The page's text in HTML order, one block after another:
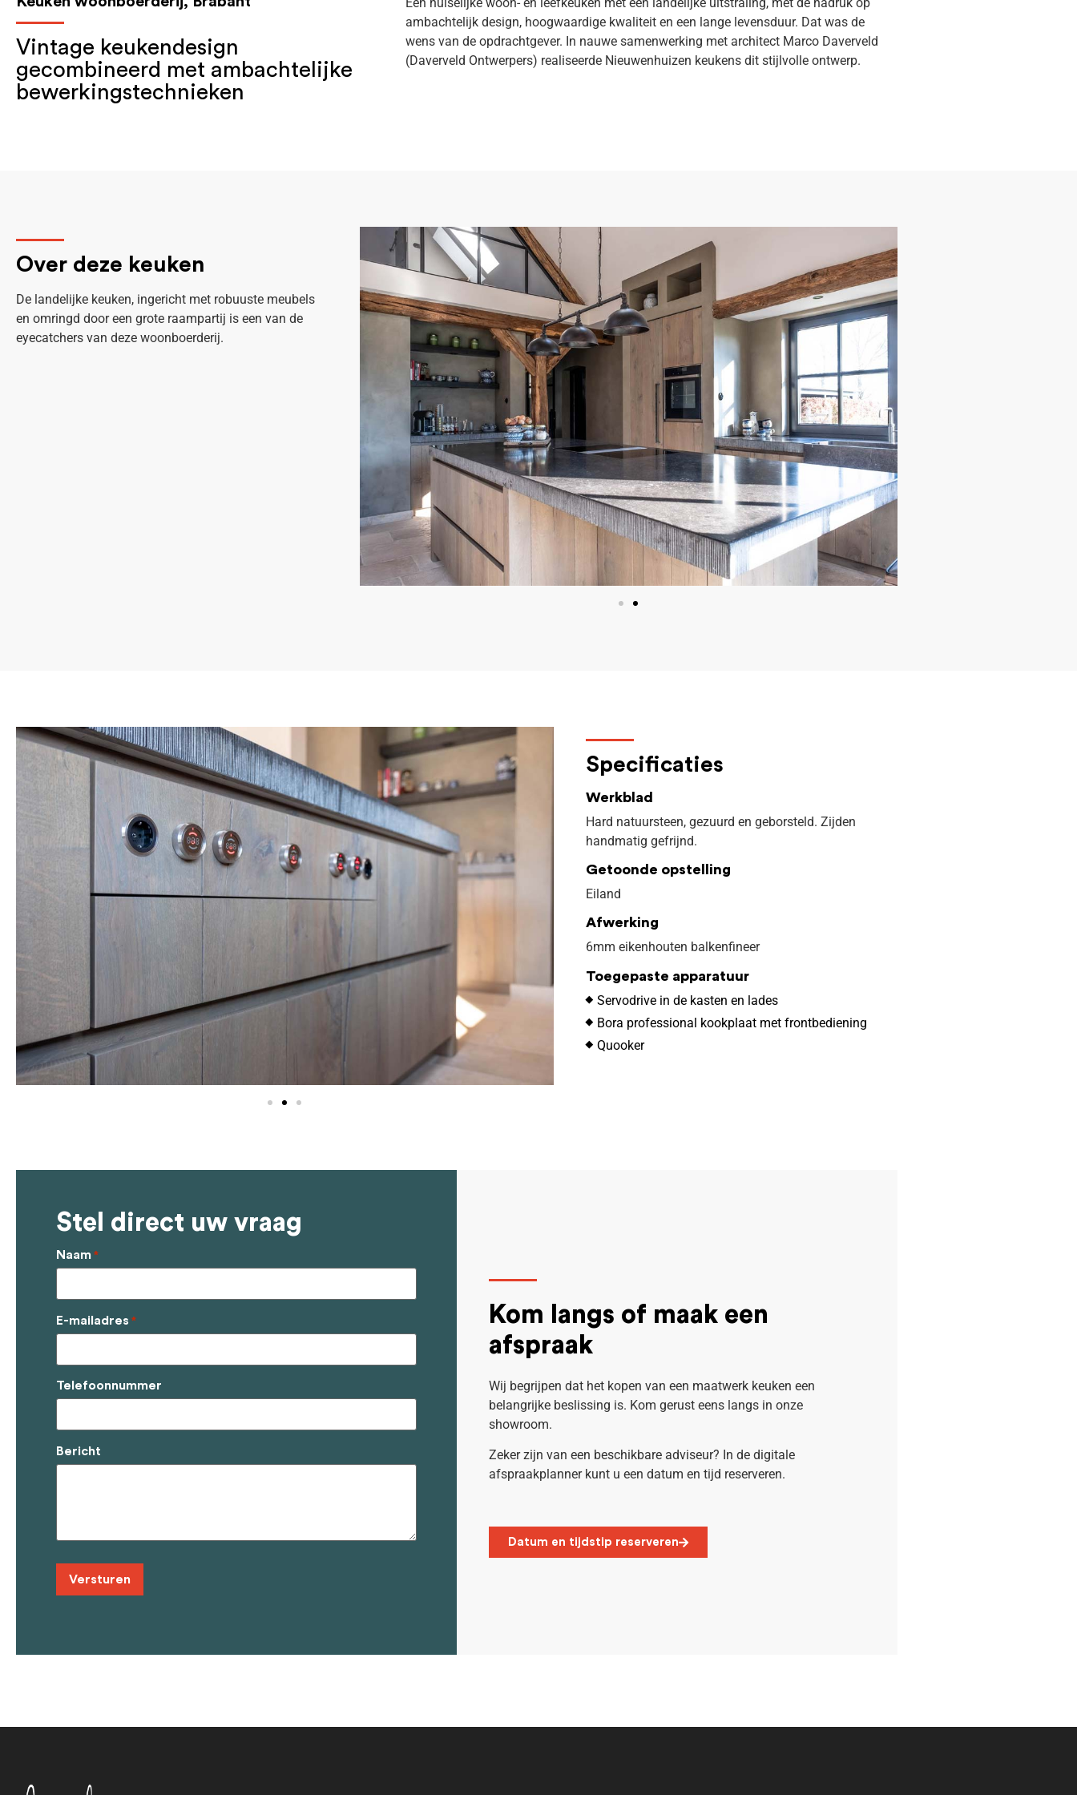
Vintage keukendesign
gecombineerd met ambachtelijke
bewerkingstechnieken
ambachtelijk design, hoogwaardige kwaliteit en een lange levensduur. Dat was de
wens van de opdrachtgever. In nauwe samenwerking met architect Marco Daverveld
(Daverveld Ontwerpers) realiseerde Nieuwenhuizen keukens dit stijlvolle ontwerp.
Over deze keuken
De landelijke keuken, ingericht met robuuste meubels
en omringd door een grote raampartij is een van de
eyecatchers van deze woonboerderij.
Specificaties
Werkblad
Hard natuursteen, gezuurd en geborsteld. Zijden
handmatig gefrijnd.
Getoonde opstelling
Eiland
Afwerking
6mm eikenhouten balkenfineer
Toegepaste apparatuur
Servodrive in de kasten en lades
Bora professional kookplaat met frontbediening
Quooker
Stel direct uw vraag
Naam *
E-mailadres *
Telefoonnummer
Bericht
Kom langs of maak een
afspraak
Wij begrijpen dat het kopen van een maatwerk keuken een
belangrijke beslissing is. Kom gerust eens langs in onze
showroom.
Zeker zijn van een beschikbare adviseur? In de digitale
afspraakplanner kunt u een datum en tijd reserveren.
Datum en tijdstip reserveren